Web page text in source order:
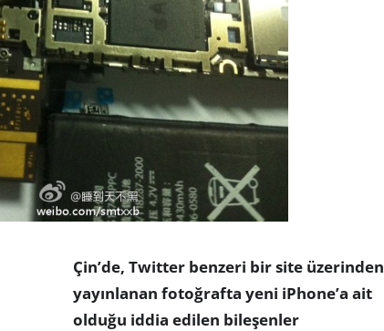
Çin’de, Twitter benzeri bir site üzerinden
yayınlanan fotoğrafta yeni iPhone’a ait
olduğu iddia edilen bileşenler